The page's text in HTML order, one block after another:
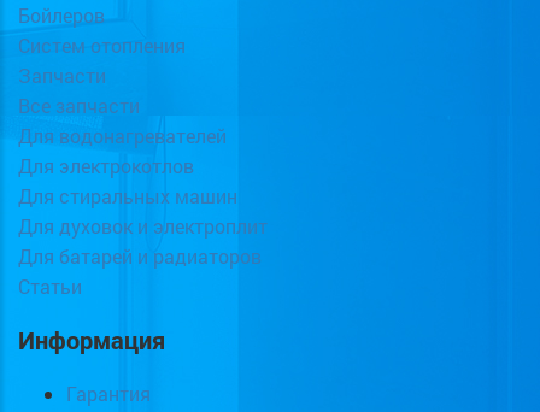
Бойлеров
Систем отопления
Запчасти
Все запчасти
Для водонагревателей
Для электрокотлов
Для стиральных машин
Для духовок и электроплит
Для батарей и радиаторов
Статьи
Информация
Гарантия